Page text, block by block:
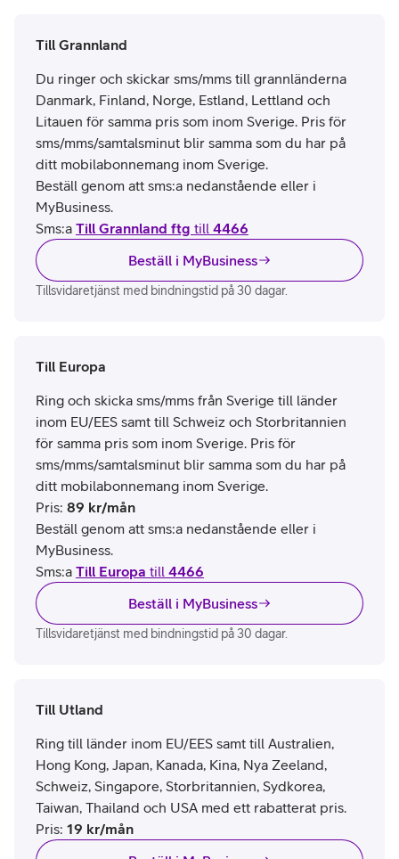
Till Grannland
Du ringer och skickar sms/mms till grannländerna
Danmark, Finland, Norge, Estland, Lettland och
Litauen för samma pris som inom Sverige. Pris för
sms/mms/samtalsminut blir samma som du har på
ditt mobilabonnemang inom Sverige.
Beställ genom att sms:a nedanstående eller i
MyBusiness.
Sms:a Till Grannland ftg till 4466
Beställ i MyBusiness
Tillsvidaretjänst med bindningstid på 30 dagar.
Till Europa
Ring och skicka sms/mms från Sverige till länder
inom EU/EES samt till Schweiz och Storbritannien
för samma pris som inom Sverige. Pris för
sms/mms/samtalsminut blir samma som du har på
ditt mobilabonnemang inom Sverige.
Pris: 89 kr/mån
Beställ genom att sms:a nedanstående eller i
MyBusiness.
Sms:a Till Europa till 4466
Beställ i MyBusiness
Tillsvidaretjänst med bindningstid på 30 dagar.
Till Utland
Ring till länder inom EU/EES samt till Australien,
Hong Kong, Japan, Kanada, Kina, Nya Zeeland,
Schweiz, Singapore, Storbritannien, Sydkorea,
Taiwan, Thailand och USA med ett rabatterat pris.
Pris: 19 kr/mån